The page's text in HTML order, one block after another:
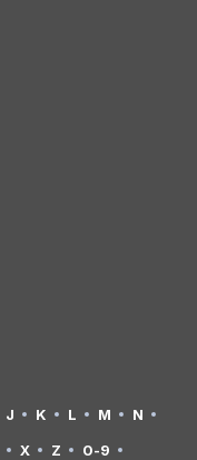
J K L M
N
X Z 0-9